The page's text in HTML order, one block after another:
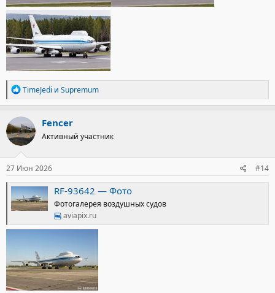
Р
е
а
к
ц
и
и
:
TimeJedi и Supremum
Fencer
Активный участник
27 Июн 2026 #14
RF-93642 — Фото
Фотогалерея воздушных судов
aviapix.ru